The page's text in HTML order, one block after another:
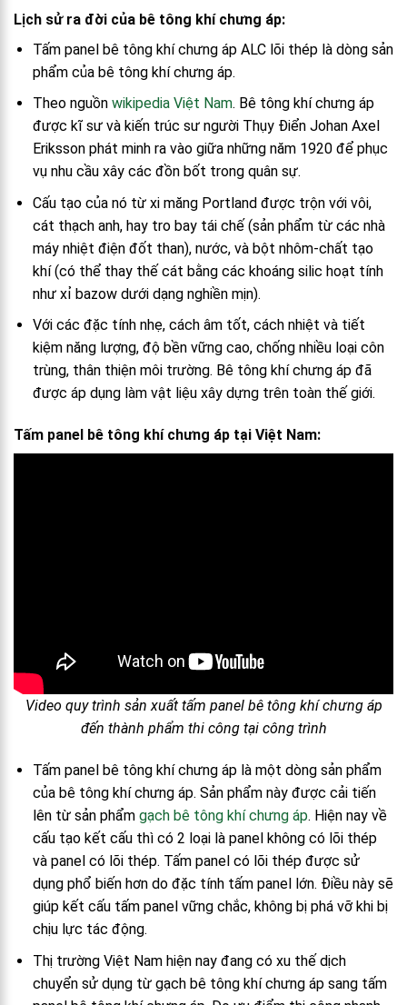
Lịch sử ra đời của bê tông khí chưng áp:
Tấm panel bê tông khí chưng áp ALC lõi thép là dòng sản
phẩm của bê tông khí chưng áp.
Theo nguồn wikipedia Việt Nam. Bê tông khí chưng áp
được kĩ sư và kiến trúc sư người Thụy Điển Johan Axel
Eriksson phát minh ra vào giữa những năm 1920 để phục
vụ nhu cầu xây các đồn bốt trong quân sự.
Cấu tạo của nó từ xi măng Portland được trộn với vôi,
cát thạch anh, hay tro bay tái chế (sản phẩm từ các nhà
máy nhiệt điện đốt than), nước, và bột nhôm-chất tạo
khí (có thể thay thế cát bằng các khoáng silic hoạt tính
như xỉ bazow dưới dạng nghiền mịn).
Với các đặc tính nhẹ, cách âm tốt, cách nhiệt và tiết
kiệm năng lượng, độ bền vững cao, chống nhiều loại côn
trùng, thân thiện môi trường. Bê tông khí chưng áp đã
được áp dụng làm vật liệu xây dựng trên toàn thế giới.
Tấm panel bê tông khí chưng áp tại Việt Nam:
Video quy trình sản xuất tấm panel bê tông khí chưng áp
đến thành phẩm thi công tại công trình
Tấm panel bê tông khí chưng áp là một dòng sản phẩm
của bê tông khí chưng áp. Sản phẩm này được cải tiến
lên từ sản phẩm gạch bê tông khí chưng áp. Hiện nay về
cấu tạo kết cấu thì có 2 loại là panel không có lõi thép
và panel có lõi thép. Tấm panel có lõi thép được sử
dụng phổ biến hơn do đặc tính tấm panel lớn. Điều này sẽ
giúp kết cấu tấm panel vững chắc, không bị phá vỡ khi bị
chịu lực tác động.
Thị trường Việt Nam hiện nay đang có xu thế dịch
chuyển sử dụng từ gạch bê tông khí chưng áp sang tấm